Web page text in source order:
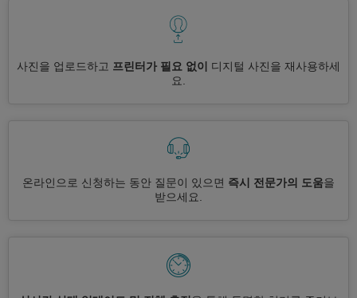
사진을 업로드하고 프린터가 필요 없이
디지털 사진을 재사용하세
요.
온라인으로 신청하는 동안 질문이 있으면 즉시 전문가의 도움을
받으세요.